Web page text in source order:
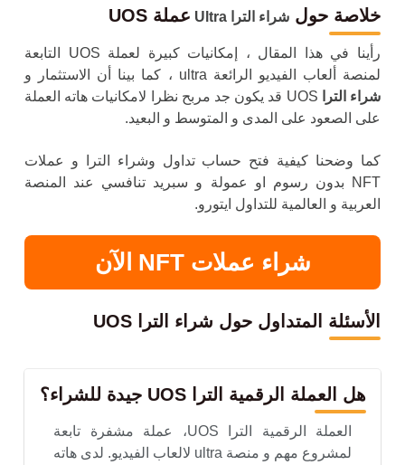
خلاصة حول شراء الترا Ultra عملة UOS
رأينا في هذا المقال ، إمكانيات كبيرة لعملة UOS التابعة
لمنصة ألعاب الفيديو الرائعة ultra ، كما بينا أن الاستثمار و
شراء الترا
UOS قد يكون جد مربح نظرا لامكانيات هاته العملة
على الصعود على المدى و المتوسط و البعيد.
كما وضحنا كيفية فتح حساب تداول وشراء الترا و عملات
NFT بدون رسوم او عمولة و سبريد تنافسي عند المنصة
العربية و العالمية للتداول ايتورو.
شراء عملات NFT الآن
الأسئلة المتداول حول شراء الترا UOS
هل العملة الرقمية الترا UOS جيدة للشراء؟
العملة الرقمية الترا UOS، عملة مشفرة تابعة
لمشروع مهم و منصة ultra لالعاب الفيديو. لدى هاته